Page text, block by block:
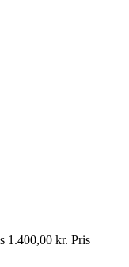
1.400,00 kr. Pris